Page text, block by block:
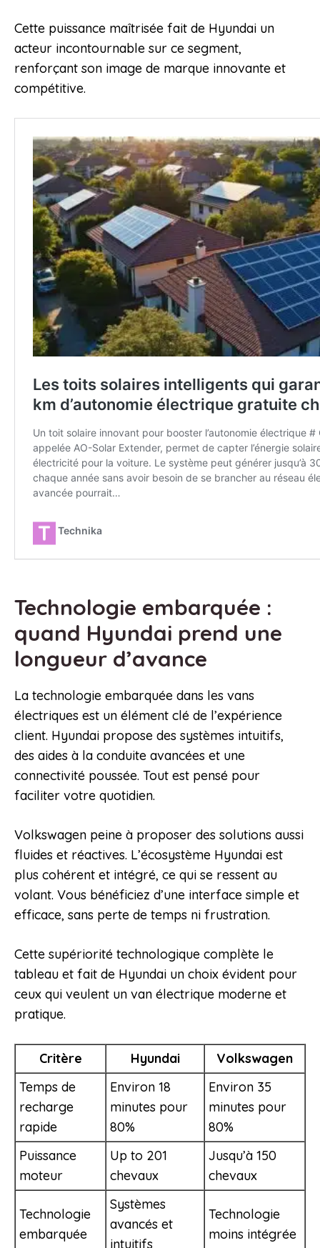
Cette puissance maîtrisée fait de Hyundai un
acteur incontournable sur ce segment,
renforçant son image de marque innovante et
compétitive.
Technologie embarquée :
quand Hyundai prend une
longueur d’avance
La technologie embarquée dans les vans
électriques est un élément clé de l’expérience
client. Hyundai propose des systèmes intuitifs,
des aides à la conduite avancées et une
connectivité poussée. Tout est pensé pour
faciliter votre quotidien.
Volkswagen peine à proposer des solutions aussi
fluides et réactives. L’écosystème Hyundai est
plus cohérent et intégré, ce qui se ressent au
volant. Vous bénéficiez d’une interface simple et
efficace, sans perte de temps ni frustration.
Cette supériorité technologique complète le
tableau et fait de Hyundai un choix évident pour
ceux qui veulent un van électrique moderne et
pratique.
Critère Hyundai
Volkswagen
Temps de
recharge
rapide
Environ 18
minutes pour
80%
Environ 35
minutes pour
80%
Puissance
moteur
Up to 201
chevaux
Jusqu’à 150
chevaux
Technologie
embarquée
Systèmes
avancés et
intuitifs
Technologie
moins intégrée